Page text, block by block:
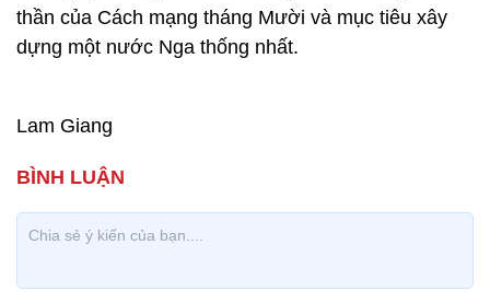
thần của Cách mạng tháng Mười và mục tiêu xây
dựng một nước Nga thống nhất.
Lam Giang